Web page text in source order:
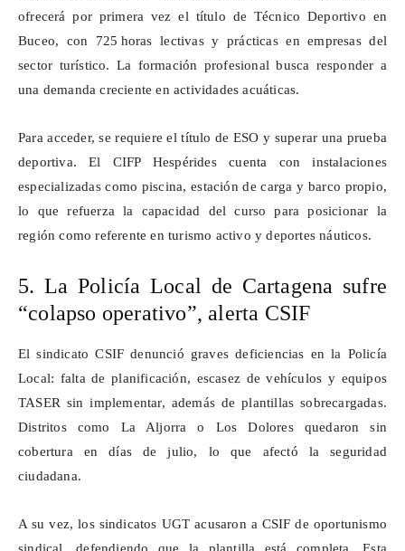
ofrecerá por primera vez el título de Técnico Deportivo en
Buceo, con 725 horas lectivas y prácticas en empresas del
sector turístico. La formación profesional busca responder a
una demanda creciente en actividades acuáticas.
Para acceder, se requiere el título de ESO y superar una prueba
deportiva. El CIFP Hespérides cuenta con instalaciones
especializadas como piscina, estación de carga y barco propio,
lo que refuerza la capacidad del curso para posicionar la
región como referente en turismo activo y deportes náuticos.
5. La Policía Local de Cartagena sufre
“colapso operativo”, alerta CSIF
El sindicato CSIF denunció graves deficiencias en la Policía
Local: falta de planificación, escasez de vehículos y equipos
TASER sin implementar, además de plantillas sobrecargadas.
Distritos como La Aljorra o Los Dolores quedaron sin
cobertura en días de julio, lo que afectó la seguridad
ciudadana.
A su vez, los sindicatos UGT acusaron a CSIF de oportunismo